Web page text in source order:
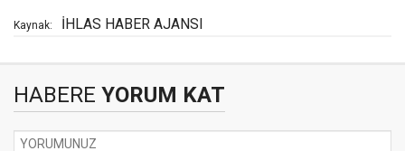
Kaynak: İHLAS HABER AJANSI
HABERE YORUM KAT